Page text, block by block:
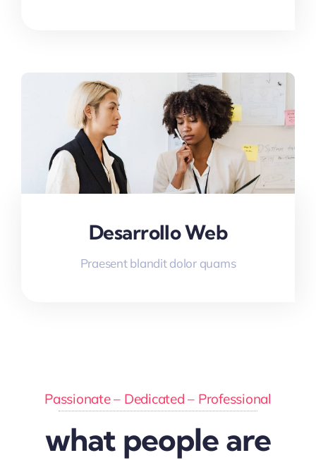
Desarrollo Web
Praesent blandit dolor quams
Passionate – Dedicated – Professional
what people are